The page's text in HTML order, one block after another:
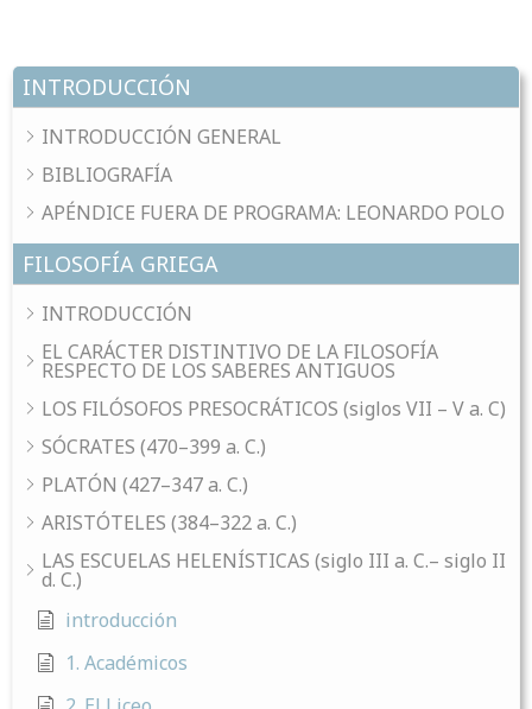
INTRODUCCIÓN
INTRODUCCIÓN GENERAL
BIBLIOGRAFÍA
APÉNDICE FUERA DE PROGRAMA: LEONARDO POLO
FILOSOFÍA GRIEGA
INTRODUCCIÓN
EL CARÁCTER DISTINTIVO DE LA FILOSOFÍA
RESPECTO DE LOS SABERES ANTIGUOS
LOS FILÓSOFOS PRESOCRÁTICOS (siglos VII – V a. C)
SÓCRATES (470–399 a. C.)
PLATÓN (427–347 a. C.)
ARISTÓTELES (384–322 a. C.)
LAS ESCUELAS HELENÍSTICAS (siglo III a. C.– siglo II
d. C.)
introducción
1. Académicos